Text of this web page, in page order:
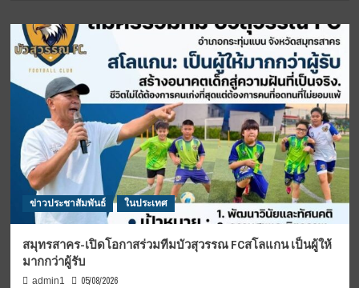
ข่าวประชาสัมพันธ์ ในประเทศ
สมุทรสาคร-เปิดโอกาสร่วมทีมบัวสุวรรณ FCสโลแกน เป็นผู้ให้
มากกว่าผู้รับ
admin1 05/08/2026